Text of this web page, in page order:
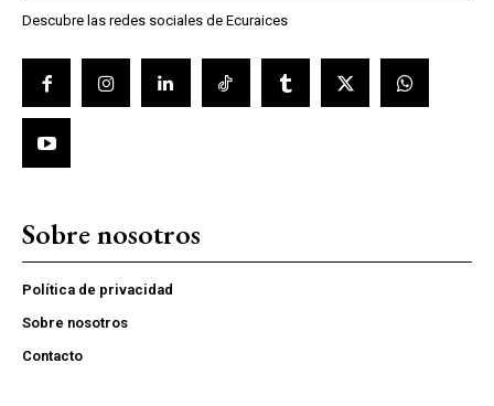
Descubre las redes sociales de Ecuraices
Sobre nosotros
Política de privacidad
Sobre nosotros
Contacto